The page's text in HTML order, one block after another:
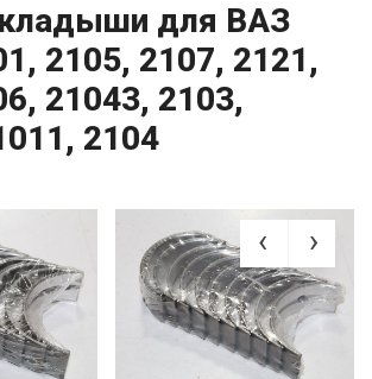
для ВАЗ
2105, 2107, 2121,
21043, 2103,
2104